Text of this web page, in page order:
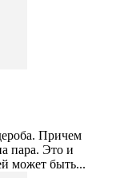
Причем
пара. Это и
может быть...